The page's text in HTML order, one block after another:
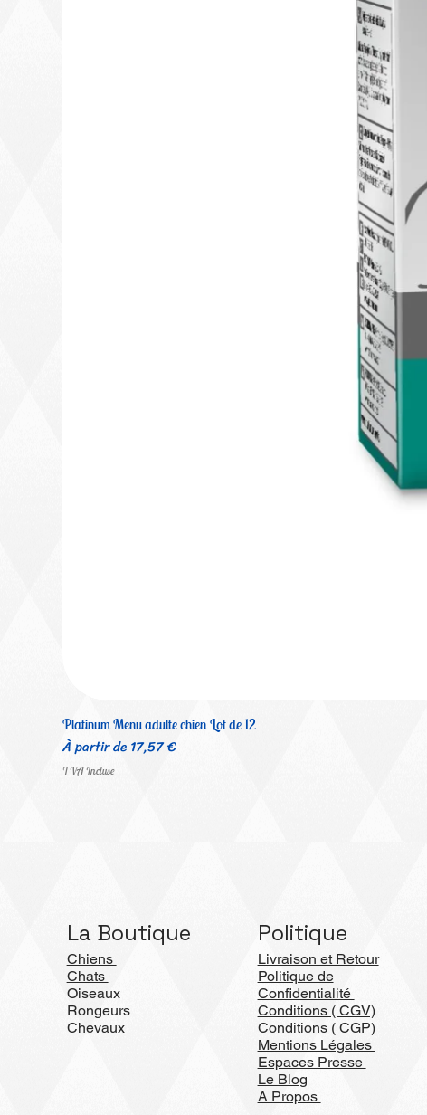
Platinum Menu adulte chien Lot de 12
À partir de17,57 €
Prix promotionnel
TVA Incluse
La Boutique
Chiens
Chats
Oiseaux
Rongeurs
Chevaux
Politique
Livraison et Retour
Politique de
Confidentialité
Conditions ( CGV)
Conditions ( CGP)
Mentions Légales
Espaces Presse
Le Blog
A Propos